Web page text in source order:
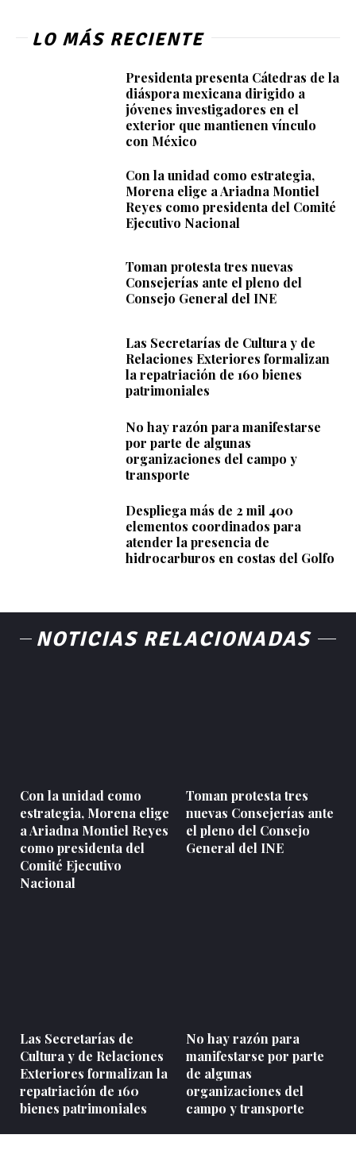
LO MÁS RECIENTE
Presidenta presenta Cátedras de la
diáspora mexicana dirigido a
jóvenes investigadores en el
exterior que mantienen vínculo
con México
Con la unidad como estrategia,
Morena elige a Ariadna Montiel
Reyes como presidenta del Comité
Ejecutivo Nacional
Toman protesta tres nuevas
Consejerías ante el pleno del
Consejo General del INE
Las Secretarías de Cultura y de
Relaciones Exteriores formalizan
la repatriación de 160 bienes
patrimoniales
No hay razón para manifestarse
por parte de algunas
organizaciones del campo y
transporte
Despliega más de 2 mil 400
elementos coordinados para
atender la presencia de
hidrocarburos en costas del Golfo
NOTICIAS RELACIONADAS
Con la unidad como
estrategia, Morena elige
a Ariadna Montiel Reyes
como presidenta del
Comité Ejecutivo
Nacional
Toman protesta tres
nuevas Consejerías ante
el pleno del Consejo
General del INE
Las Secretarías de
Cultura y de Relaciones
Exteriores formalizan la
repatriación de 160
bienes patrimoniales
No hay razón para
manifestarse por parte
de algunas
organizaciones del
campo y transporte